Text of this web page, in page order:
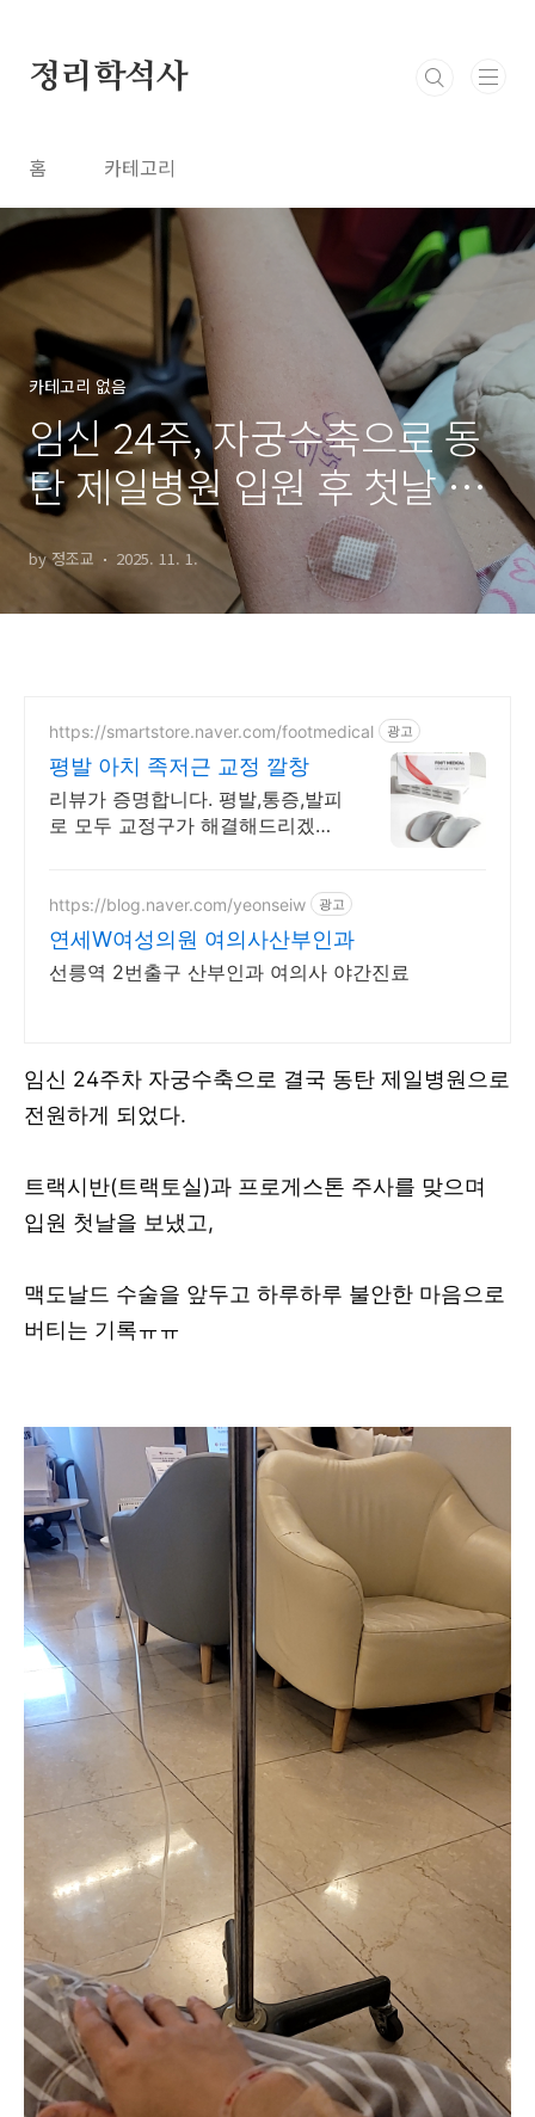
정리학석사
홈 카테고리
카테고리 없음
임신 24주, 자궁수축으로 동
탄 제일병원 입원 후 첫날 일
기 | 트랙시반(트랙토실)과 프
로게스톤 주사
by 정조교 2025. 11. 1.
https://smartstore.naver.com/footmedical 광고
평발 아치 족저근 교정 깔창
리뷰가 증명합니다. 평발,통증,발피
로 모두 교정구가 해결해드리겠습
https://blog.naver.com/yeonseiw 광고
연세W여성의원 여의사산부인과
선릉역 2번출구 산부인과 여의사 야간진료
임신 24주차 자궁수축으로 결국 동탄 제일병원으로
전원하게 되었다.
트랙시반(트랙토실)과 프로게스톤 주사를 맞으며
입원 첫날을 보냈고,
맥도날드 수술을 앞두고 하루하루 불안한 마음으로
버티는 기록ㅠㅠ